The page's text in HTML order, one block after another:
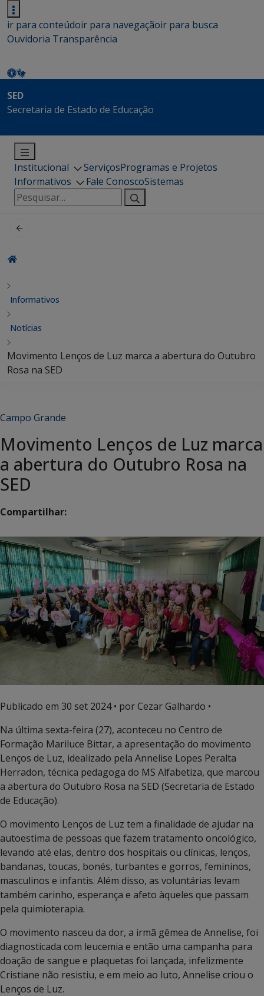
ir para conteúdoir para navegaçãoir para busca
Ouvidoria Transparência
SED
Secretaria de Estado de Educação
Institucional ServiçosProgramas e Projetos
Informativos
Fale ConoscoSistemas
Pesquisar
por:
Informativos
Notícias
Movimento Lenços de Luz marca a abertura do Outubro
Rosa na SED
Campo Grande
Movimento Lenços de Luz marca
a abertura do Outubro Rosa na
SED
Compartilhar:
Publicado em 30 set 2024• por Cezar Galhardo •
Na última sexta-feira (27), aconteceu no Centro de
Formação Mariluce Bittar, a apresentação do movimento
Lenços de Luz, idealizado pela Annelise Lopes Peralta
Herradon, técnica pedagoga do MS Alfabetiza, que marcou
a abertura do Outubro Rosa na SED (Secretaria de Estado
de Educação).
O movimento Lenços de Luz tem a finalidade de ajudar na
autoestima de pessoas que fazem tratamento oncológico,
levando até elas, dentro dos hospitais ou clínicas, lenços,
bandanas, toucas, bonés, turbantes e gorros, femininos,
masculinos e infantis. Além disso, as voluntárias levam
também carinho, esperança e afeto àqueles que passam
pela quimioterapia.
O movimento nasceu da dor, a irmã gêmea de Annelise, foi
diagnosticada com leucemia e então uma campanha para
doação de sangue e plaquetas foi lançada, infelizmente
Cristiane não resistiu, e em meio ao luto, Annelise criou o
Lenços de Luz.